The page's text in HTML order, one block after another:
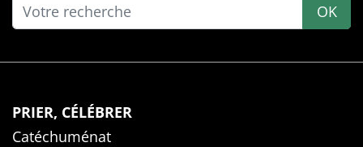
OK
PRIER, CÉLÉBRER
Catéchuménat